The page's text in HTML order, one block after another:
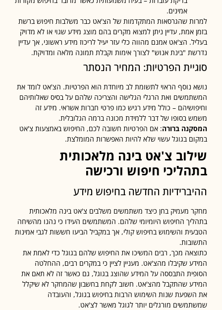
שהגרסאות המתקדמות של הצ'אט כבר משלבות חיפוש ברשת
אמת, עדיין ניתן למצוא מקרים בהם מוצג מידע שגוי או לא מדויק
הצ'אט אמנם מהווה כלי עזר יעיל לריכוז מידע ראשוני, אך עדיין
"בינת אנוש" לצורך אימות וקבלת תמונה מלאה ומדויקת.
הפרטיות: המחיר הנסתר
נוסף הראוי לתשומת לב מיוחדת הוא הפרטיות. הצ'אט לומד את
ואת הרגלי הגלישה והצריכה שלהם על בסיס שאלותיהם
– כולל מידע רגיש כמו פרטי חברות אשראי. מידע זה
בסופו של דבר ללמידת מכונה ברמה הגלובלית.
ברורה: אם הפרטיות חשובה לכם, החיפוש באמצעות צ'אט
בגוגל עשוי שלא להיות האפשרות המומלצת.
צ'אט בינה מלאכותית
חיפוש ורכישה
החדשה בחיפוש מידע
מעמיק בחן כיצד משתמשים משלבים צ'אט בינה מלאכותית
החיפוש היומיומי שלהם. המשתמשים העידו כי נהנו מהשיחה
והשימוש בחיפוש קולי, אך במקביל הביעו חששות לגבי אמינות
מכך, רבים המשיכו את החיפוש שלהם בגוגל כדי לאמת את
שקיבלו מהצ'אט. מעניין לציין כי במקרים רבים, ההחלטה
התבססה על המידע שהוצג בגוגל, גם כאשר זה לא תאם את
שהתקבל מהצ'אט. חשוב לקחת בחשבון שהמחקר לא שיקלל
שנות השימוש הרבות בחיפוש בגוגל, והעובדה
מורגלים יותר לגוגל מאשר לצ'אט.